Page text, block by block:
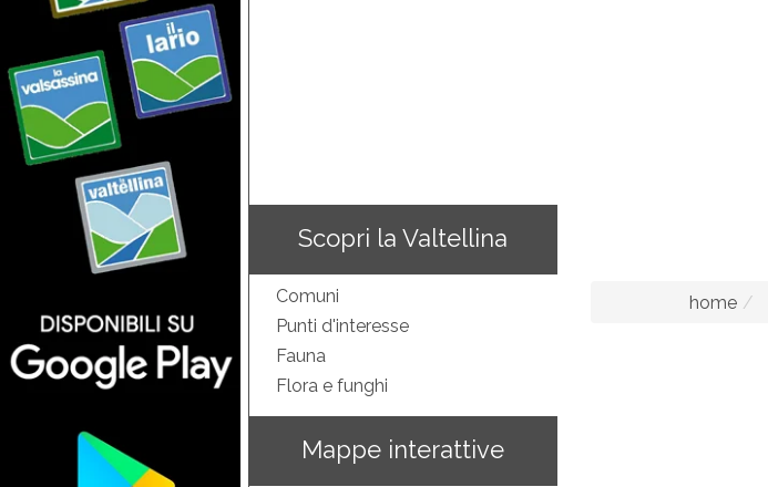
Scopri la Valtellina
Comuni
Punti d'interesse
Fauna
Flora e funghi
Mappe interattive
home